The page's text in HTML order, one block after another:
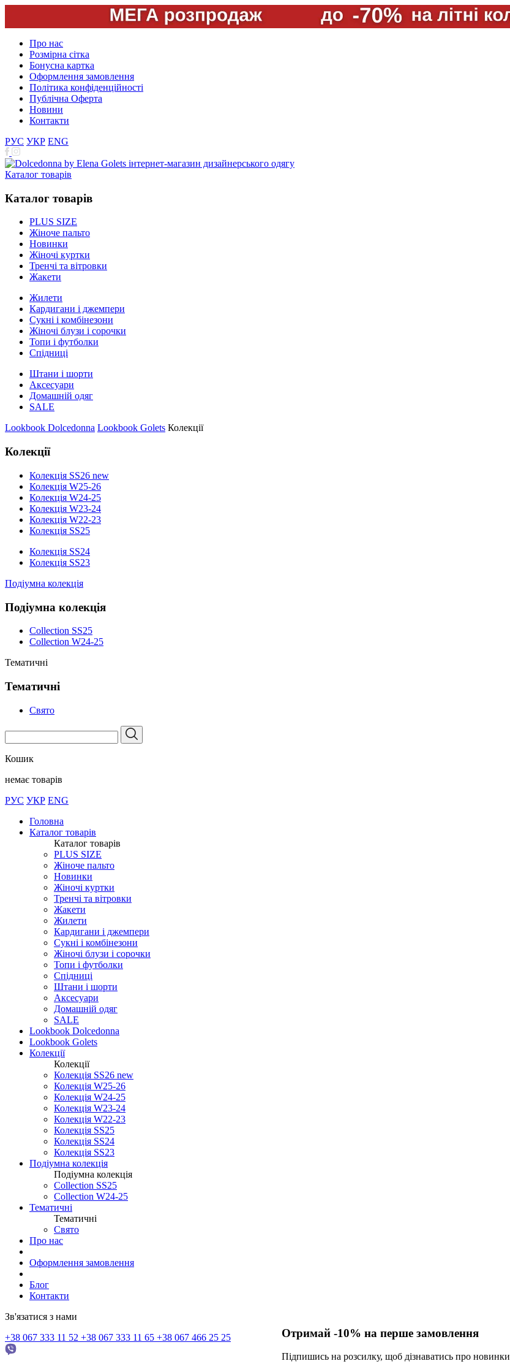
Про нас
Розмірна сітка
Бонусна картка
Оформлення замовлення
Політика конфіденційності
Публічна Оферта
Новини
Контакти
РУС УКР ENG
Каталог товарів
Каталог товарів
PLUS SIZE
Жіноче пальто
Новинки
Жіночі куртки
Тренчі та вітровки
Жакети
Жилети
Кардигани і джемпери
Сукні і комбінезони
Жіночі блузи і сорочки
Топи і футболки
Спідниці
Штани і шорти
Аксесуари
Домашній одяг
SALE
Lookbook Dolcedonna Lookbook Golets Колекції
Колекції
Колекція SS26 new
Колекція W25-26
Колекція W24-25
Колекція W23-24
Колекція W22-23
Колекція SS25
Колекція SS24
Колекція SS23
Подіумна колекція
Подіумна колекція
Collection SS25
Collection W24-25
Тематичні
Тематичні
Свято
Кошик
немає товарів
РУС УКР ENG
Головна
Каталог товарів
Каталог товарів
PLUS SIZE
Жіноче пальто
Новинки
Жіночі куртки
Тренчі та вітровки
Жакети
Жилети
Кардигани і джемпери
Сукні і комбінезони
Жіночі блузи і сорочки
Топи і футболки
Спідниці
Штани і шорти
Аксесуари
Домашній одяг
SALE
Lookbook Dolcedonna
Lookbook Golets
Колекції
Колекції
Колекція SS26 new
Колекція W25-26
Колекція W24-25
Колекція W23-24
Колекція W22-23
Колекція SS25
Колекція SS24
Колекція SS23
Подіумна колекція
Подіумна колекція
Collection SS25
Collection W24-25
Тематичні
Тематичні
Свято
Про нас
Оформлення замовлення
Блог
Контакти
Зв'язатися з нами
+38 067 333 11 52 +38 067 333 11 65 +38 067 466 25 25 Отримай -10% на перше замовлення
Підпишись на розсилку, щоб дізнаватись про новинки